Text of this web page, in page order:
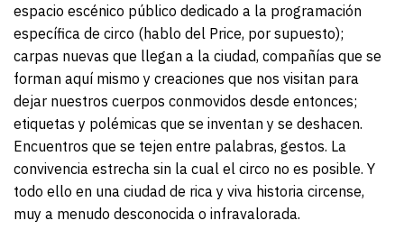
espacio escénico público dedicado a la programación
específica de circo (hablo del Price, por supuesto);
carpas nuevas que llegan a la ciudad, compañías que se
forman aquí mismo y creaciones que nos visitan para
dejar nuestros cuerpos conmovidos desde entonces;
etiquetas y polémicas que se inventan y se deshacen.
Encuentros que se tejen entre palabras, gestos. La
convivencia estrecha sin la cual el circo no es posible. Y
todo ello en una ciudad de rica y viva historia circense,
muy a menudo desconocida o infravalorada.